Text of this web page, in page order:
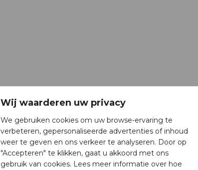
Wij waarderen uw privacy
We gebruiken cookies om uw browse-ervaring te
verbeteren, gepersonaliseerde advertenties of inhoud
weer te geven en ons verkeer te analyseren. Door op
"Accepteren" te klikken, gaat u akkoord met ons
gebruik van cookies. Lees meer informatie over hoe